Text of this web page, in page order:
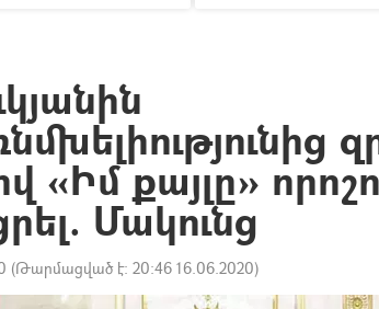
«Իմ քայլը»
Մակունց
(Թարմացված է: 20:46 16.06.2020)